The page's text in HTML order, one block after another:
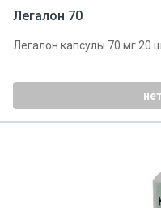
Легалон 70
Легалон капсулы 70 мг 20